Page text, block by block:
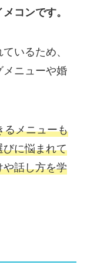
コンです。
いるため、
メニューや婚
るメニューも
びに悩まれて
や話し方を学